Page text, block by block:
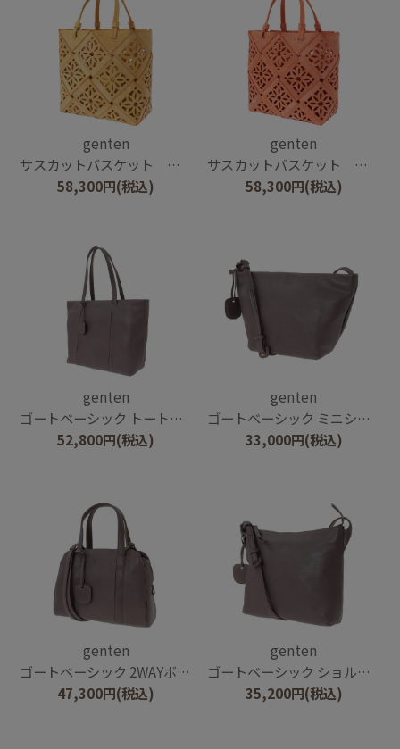
genten
サスカットバスケット ペール
58,300円(税込)
genten
サスカットバスケット ペール
58,300円(税込)
genten
ゴートベーシック トートバッグ
52,800円(税込)
genten
ゴートベーシック ミニショルダー
33,000円(税込)
genten
ゴートベーシック 2WAYボストンバッグ
47,300円(税込)
genten
ゴートベーシック ショルダーバッグ
35,200円(税込)